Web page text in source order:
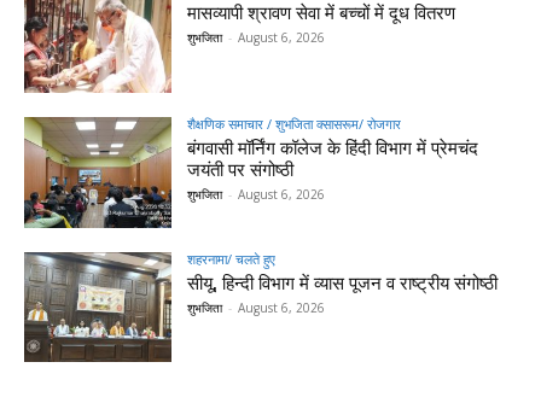
मासव्यापी श्रावण सेवा में बच्चों में दूध वितरण
शुभजिता - August 6, 2026
शैक्षणिक समाचार / शुभजिता क्सासरूम/ रोजगार
बंगवासी मॉर्निंग कॉलेज के हिंदी विभाग में प्रेमचंद
जयंती पर संगोष्ठी
शुभजिता - August 6, 2026
शहरनामा/ चलते हुए
सीयू, हिन्दी विभाग में व्यास पूजन व राष्ट्रीय संगोष्ठी
शुभजिता - August 6, 2026